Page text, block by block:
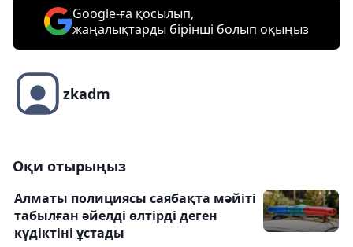
Google-ға қосылып,
жаңалықтарды бірінші болып оқыңыз
zkadm
Оқи отырыңыз
Алматы полициясы саябақта мәйіті
табылған әйелді өлтірді деген
күдіктіні ұстады